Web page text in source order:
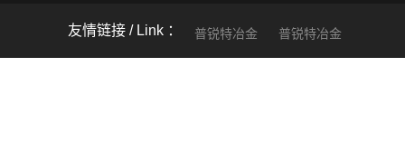
友情链接 普锐特冶金 普锐特冶金